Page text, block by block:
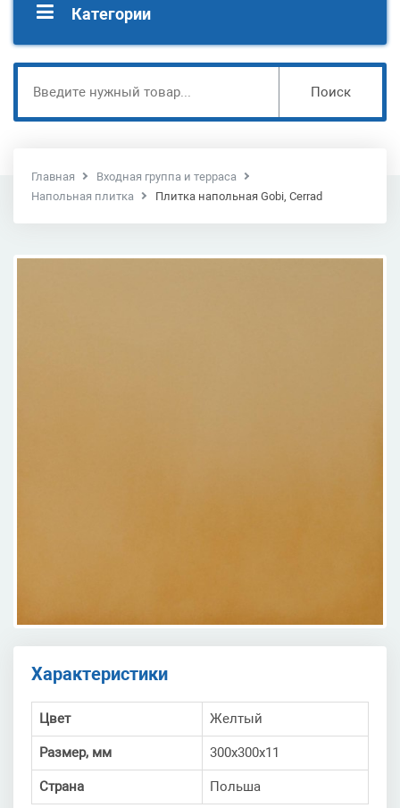
Категории
Поиск
Главная
Входная группа и терраса
Напольная плитка
Плитка напольная Gobi, Cerrad
Характеристики
Цвет Желтый
Размер, мм 300x300x11
Страна Польша